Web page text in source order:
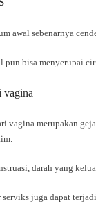
awal sebenarnya
pun bisa menyerupai
vagina
vagina merupakan
darah yang
juga dapat